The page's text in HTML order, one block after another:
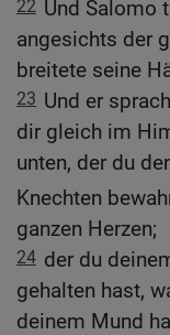
22 Und Salomo
angesichts der
breitete seine
23 Und er
dir gleich im
unten, der du
Knechten
ganzen Herzen;
24 der du
gehalten hast,
deinem Mund